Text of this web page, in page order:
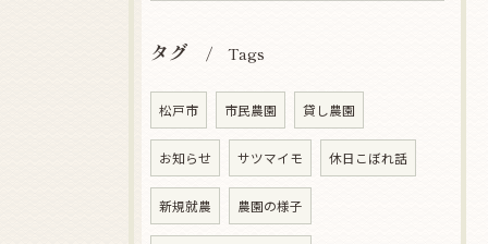
タグ Tags
松戸市 市民農園 貸し農園
お知らせ サツマイモ 休日こぼれ話
新規就農 農園の様子